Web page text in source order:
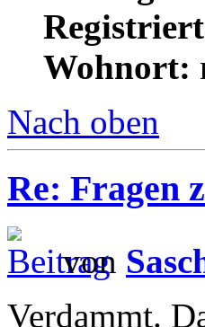
Wohnort:
Nach oben
Re: Fragen
von
Verdammt.